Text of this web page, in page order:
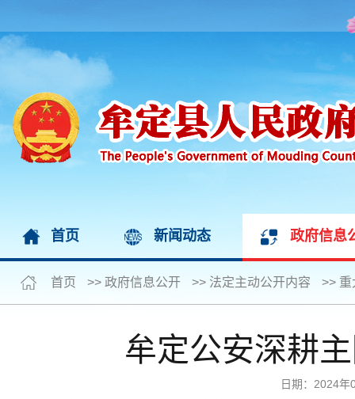
首页 新闻动态 政府信息
首页 >> 政府信息公开 >> 法定主动公开内容 >> 重
牟定公安深耕
日期：2024